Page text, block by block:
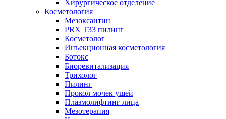
Хирургическое отделение
Косметология
Мезоксантин
PRX T33 пилинг
Косметолог
Инъекционная косметология
Ботокс
Биоревитализация
Трихолог
Пилинг
Прокол мочек ушей
Плазмолифтинг лица
Мезотерапия